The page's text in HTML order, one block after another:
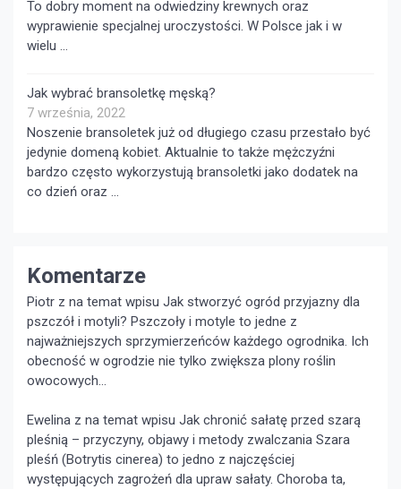
To dobry moment na odwiedziny krewnych oraz
wyprawienie specjalnej uroczystości. W Polsce jak i w
wielu …
Jak wybrać bransoletkę męską?
7 września, 2022
Noszenie bransoletek już od długiego czasu przestało być
jedynie domeną kobiet. Aktualnie to także mężczyźni
bardzo często wykorzystują bransoletki jako dodatek na
co dzień oraz …
Komentarze
Piotr z na temat wpisu Jak stworzyć ogród przyjazny dla
pszczół i motyli? Pszczoły i motyle to jedne z
najważniejszych sprzymierzeńców każdego ogrodnika. Ich
obecność w ogrodzie nie tylko zwiększa plony roślin
owocowych...
Ewelina z na temat wpisu Jak chronić sałatę przed szarą
pleśnią – przyczyny, objawy i metody zwalczania Szara
pleśń (Botrytis cinerea) to jedno z najczęściej
występujących zagrożeń dla upraw sałaty. Choroba ta,